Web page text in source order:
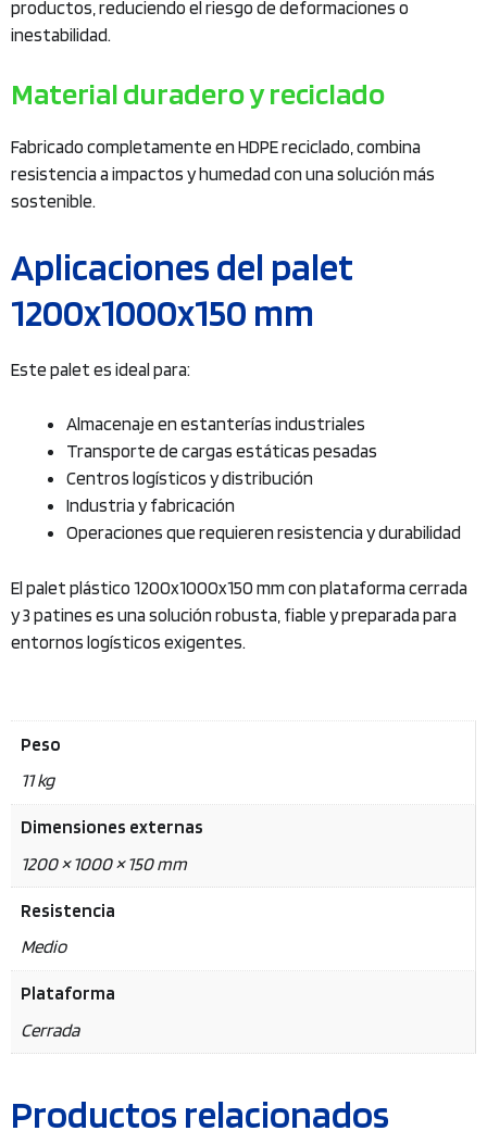
productos, reduciendo el riesgo de deformaciones o
inestabilidad.
Material duradero y reciclado
Fabricado completamente en HDPE reciclado, combina
resistencia a impactos y humedad con una solución más
sostenible.
Aplicaciones del palet
1200x1000x150 mm
Este palet es ideal para:
Almacenaje en estanterías industriales
Transporte de cargas estáticas pesadas
Centros logísticos y distribución
Industria y fabricación
Operaciones que requieren resistencia y durabilidad
El palet plástico 1200x1000x150 mm con plataforma cerrada
y 3 patines es una solución robusta, fiable y preparada para
entornos logísticos exigentes.
Peso
11 kg
Dimensiones externas
1200 × 1000 × 150 mm
Resistencia
Medio
Plataforma
Cerrada
Productos relacionados